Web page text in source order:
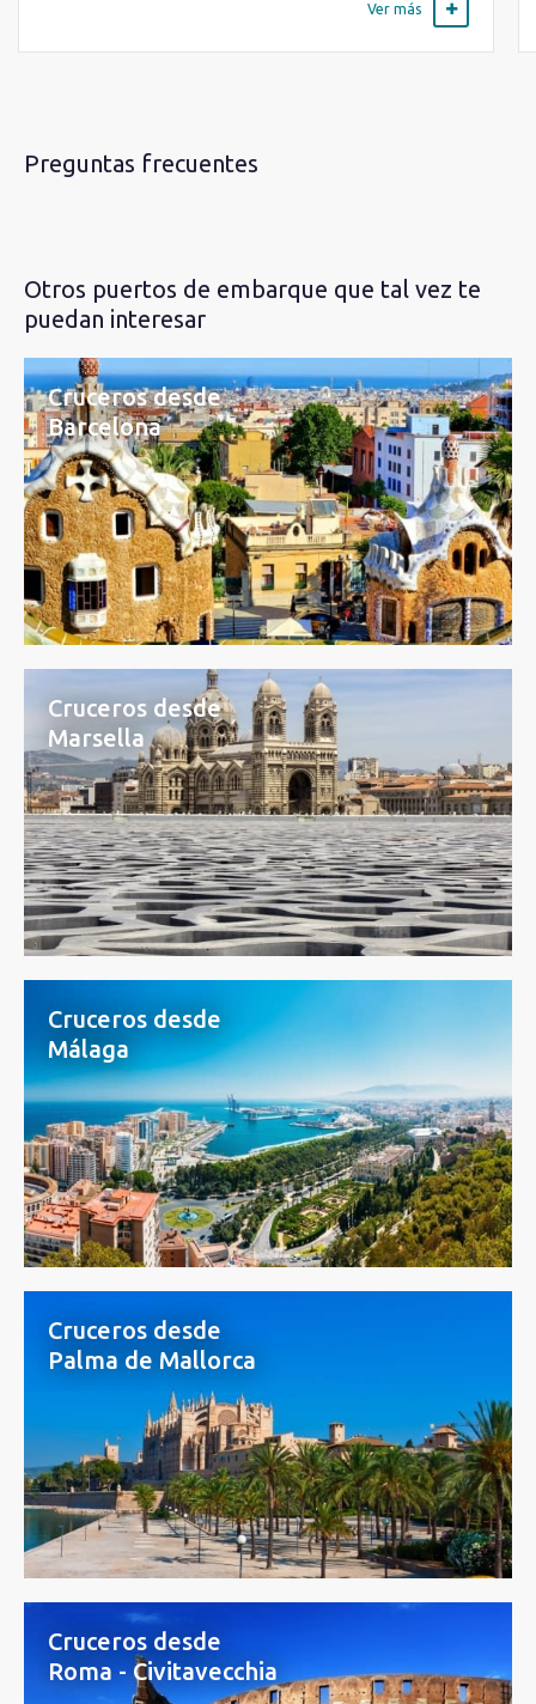
Ver más
Preguntas frecuentes
Otros puertos de embarque que tal vez te
puedan interesar
Cruceros desde
Barcelona
Cruceros desde
Marsella
Cruceros desde
Málaga
Cruceros desde
Palma de Mallorca
Cruceros desde
Roma - Civitavecchia